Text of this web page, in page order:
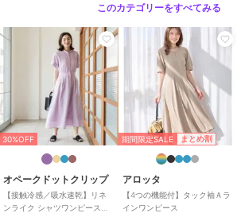
ワンピース
レディース
ワンピースドレス ／ワンピース
グレーストライプ、ネイビー
S,M,L
ネイビー/グレーストライプ：ポリ
エステル 100% ペチコート ポリエ
ステル 100%
商品のお取り扱い方法
ワンピースドレス
このカテゴリーをすべてみる
30%OFF
オペークドットクリップ
【接触冷感／吸水速乾】リネ
ンライク シャツワンピース
期間限定SALE まとめ割
アロッタ
【4つの機能付】タック袖Ａラ
インワンピース